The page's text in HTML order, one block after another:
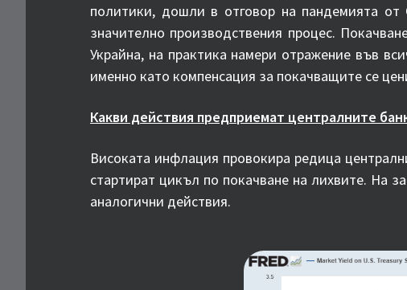
политики, дошли в отговор на пандемията от
значително производствения процес.
Украйна, на практика намери отражение във
именно като компенсация за покачващите се
Какви действия предприемат централните
Високата инфлация провокира редица
стартират цикъл по покачване на лихвите. На
аналогични действия.